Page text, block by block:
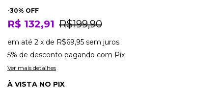
-30% OFF
R$ 132,91 R$199,90
em até 2 x de R$69,95 sem juros
5% de desconto pagando com Pix
Ver mais detalhes
À VISTA NO PIX